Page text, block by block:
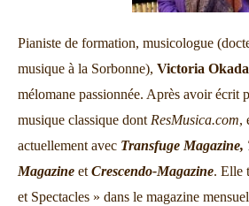
Pianiste de formation, musicologue
musique à la Sorbonne), Victoria Okada
mélomane passionnée. Après avoir écrit
musique classique dont ResMusica.com,
actuellement avec Transfuge Magazine,
Magazine et Crescendo-Magazine. Elle
et Spectacles » dans le magazine